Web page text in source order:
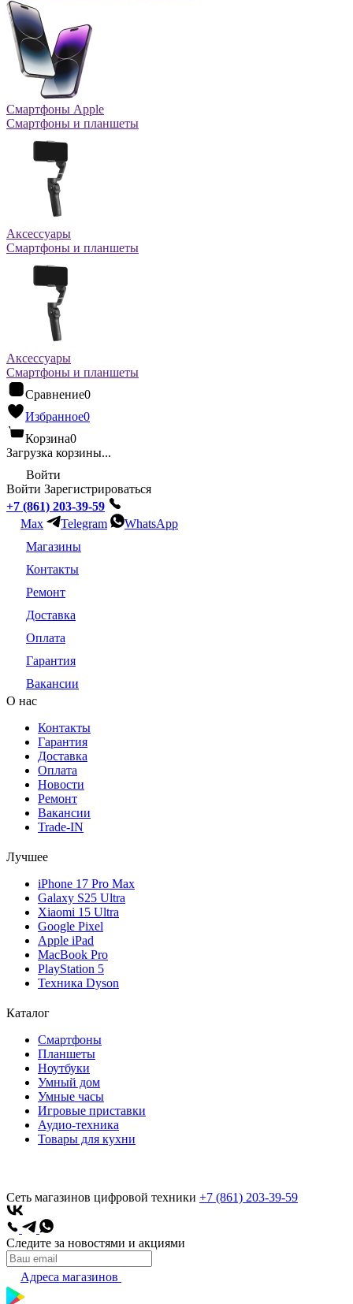
Смартфоны Apple
Смартфоны и планшеты
Аксессуары
Смартфоны и планшеты
Аксессуары
Смартфоны и планшеты
Сравнение0
Избранное0
Корзина0
Загрузка корзины...
Войти
Войти Зарегистрироваться
+7 (861) 203-39-59
Max
Telegram
WhatsApp
Магазины
Контакты
Ремонт
Доставка
Оплата
Гарантия
Вакансии
О нас
Контакты
Гарантия
Доставка
Оплата
Новости
Ремонт
Вакансии
Trade-IN
Лучшее
iPhone 17 Pro Max
Galaxy S25 Ultra
Xiaomi 15 Ultra
Google Pixel
Apple iPad
MacBook Pro
PlayStation 5
Техника Dyson
Каталог
Смартфоны
Планшеты
Ноутбуки
Умный дом
Умные часы
Игровые приставки
Аудио-техника
Товары для кухни
Сеть магазинов цифровой техники +7 (861) 203-39-59
Следите за новостями и акциями
Адреса магазинов